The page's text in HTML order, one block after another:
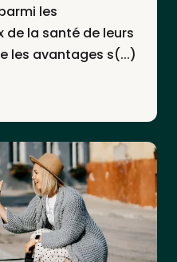
les
de la santé de leurs
les avantages s(...)